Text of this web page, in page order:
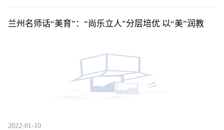
兰州名师话“美育”：“尚乐立人”分层培优 以“美”润教
2022-01-10